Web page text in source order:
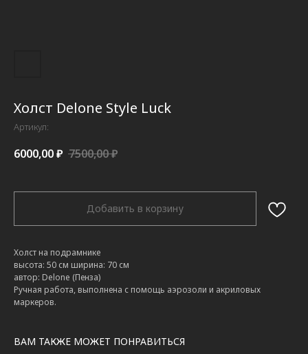
Холст Delone Style Luck
Артикул:
6000,00₽ 7500,00₽
Добавить в корзину
Холст на подрамнике
высота: 50 см ширина: 70 см
автор: Delone (Пенза)
Ручная работа, выполнена с помощь аэрозоли и акриловых
маркеров.
ВАМ ТАКЖЕ МОЖЕТ ПОНРАВИТЬСЯ